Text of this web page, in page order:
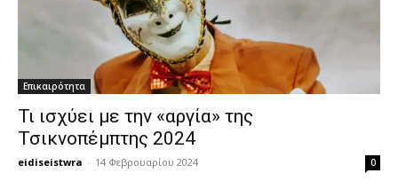
Επικαιρότητα
Τι ισχύει με την «αργία» της
Τσικνοπέμπτης 2024
eidiseistwra - 14 Φεβρουαρίου 2024 0